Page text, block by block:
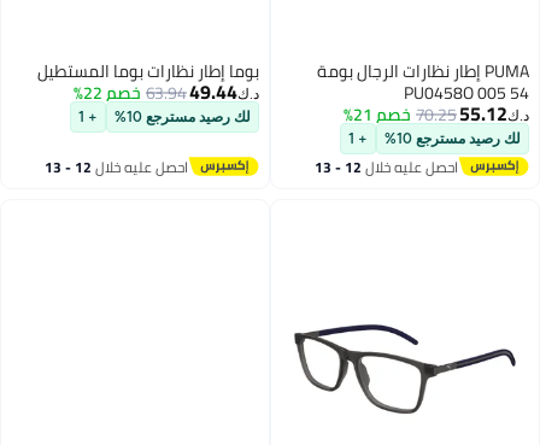
PUMA إطار نظارات الرجال بومة
PU0458O 005 54
د.ك‏55.12
70.25خصم 21%
لك رصيد مسترجع 10% + 1
احصل عليه خلال 12 - 13
بوما إطار نظارات بوما المستطيل
د.ك‏49.44
63.94خصم 22%
لك رصيد مسترجع 10% + 1
احصل عليه خلال 12 - 13